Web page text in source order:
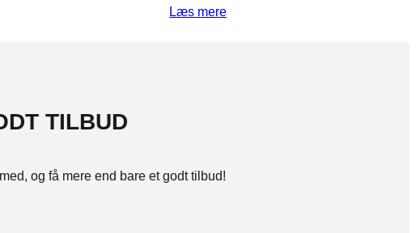
Læs mere
TILBUD
og få mere end bare et godt tilbud!